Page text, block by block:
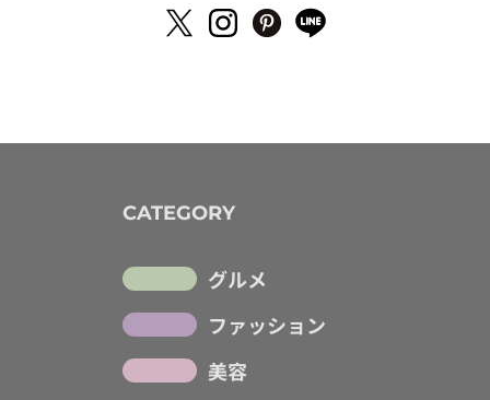
CATEGORY
グルメ
ファッション
美容